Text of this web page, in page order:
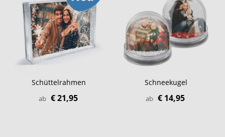
Schüttelrahmen
ab € 21,95
Schneekugel
ab € 14,95